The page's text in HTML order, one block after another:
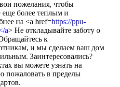
пожелания, чтобы
более теплым и
на <a href=https://ppu-
a> Не откладывайте заботу о
к
и мы сделаем ваш дом
Заинтересовались?
вы можете узнать на
пожаловать в пределы